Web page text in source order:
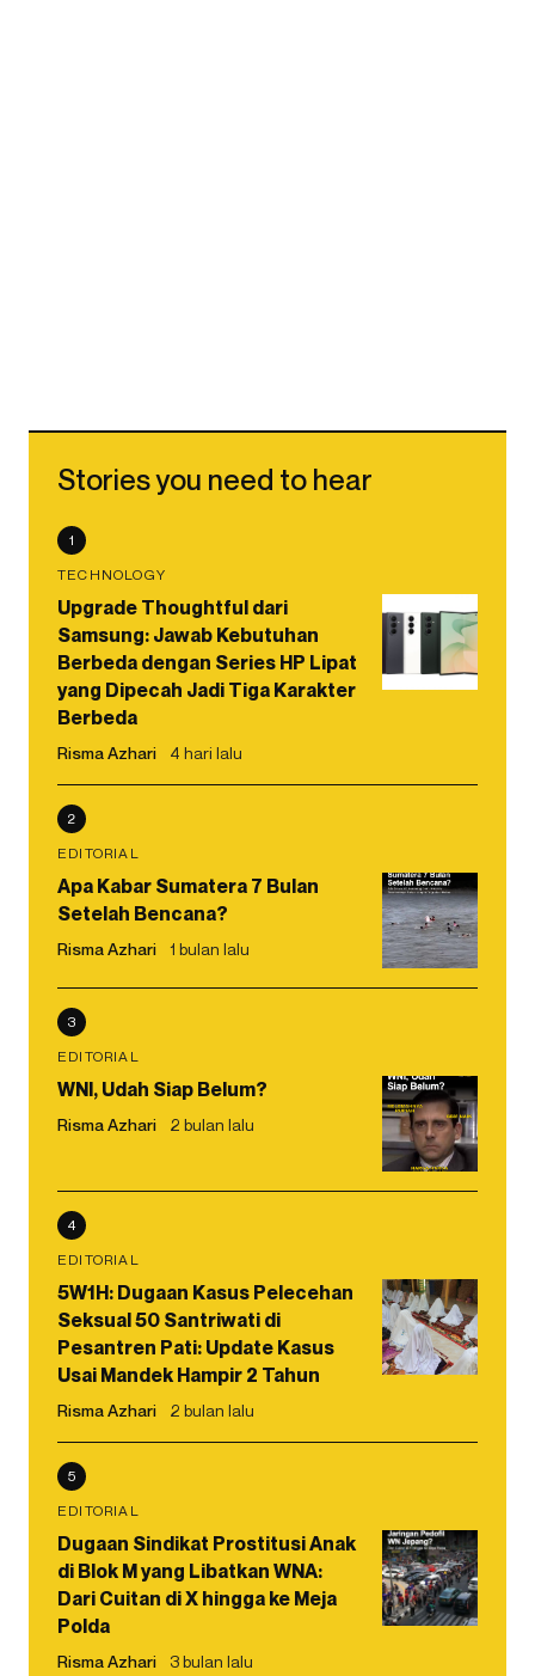
Stories you need to hear
1
TECHNOLOGY
Upgrade Thoughtful dari
Samsung: Jawab Kebutuhan
Berbeda dengan Series HP Lipat
yang Dipecah Jadi Tiga Karakter
Berbeda
Risma Azhari 4 hari lalu
2
EDITORIAL
Apa Kabar Sumatera 7 Bulan
Setelah Bencana?
Risma Azhari 1 bulan lalu
3
EDITORIAL
WNI, Udah Siap Belum?
Risma Azhari 2 bulan lalu
4
EDITORIAL
5W1H: Dugaan Kasus Pelecehan
Seksual 50 Santriwati di
Pesantren Pati: Update Kasus
Usai Mandek Hampir 2 Tahun
Risma Azhari 2 bulan lalu
5
EDITORIAL
Dugaan Sindikat Prostitusi Anak
di Blok M yang Libatkan WNA:
Dari Cuitan di X hingga ke Meja
Polda
Risma Azhari 3 bulan lalu